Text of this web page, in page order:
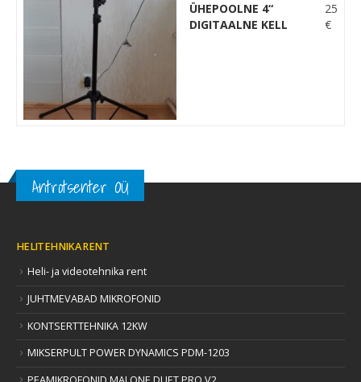
ÜHEPOOLNE 4“
DIGITAALNE KELL
25
€
Antrotsenter OÜ
HELITEHNIKA RENT
Heli- ja videotehnika rent
JUHTMEVABAD MIKROFONID
KONTSERTTEHNIKA 12KW
MIKSERPULT POWER DYNAMICS PDM-1203